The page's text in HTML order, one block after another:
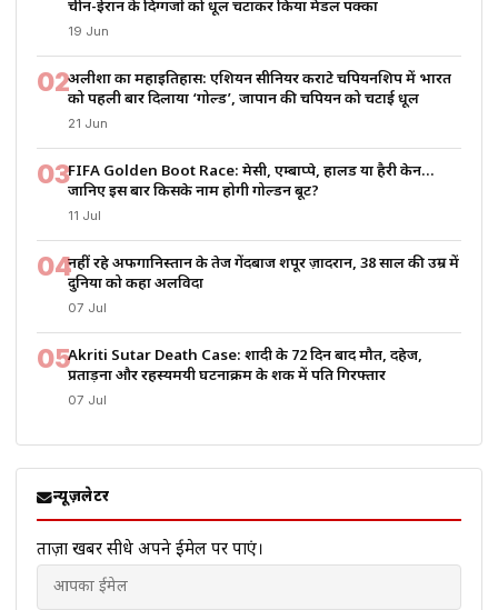
चीन-ईरान के दिग्गजों को धूल चटाकर किया मेडल पक्का
19 Jun
02अलीशा का महाइतिहास: एशियन सीनियर कराटे चैंपियनशिप में भारत
को पहली बार दिलाया ‘गोल्ड’, जापान की चैंपियन को चटाई धूल
21 Jun
03FIFA Golden Boot Race: मेसी, एम्बाप्पे, हालैंड या हैरी केन…
जानिए इस बार किसके नाम होगी गोल्डन बूट?
11 Jul
04नहीं रहे अफगानिस्तान के तेज गेंदबाज शपूर ज़ादरान, 38 साल की उम्र में
दुनिया को कहा अलविदा
07 Jul
05Akriti Sutar Death Case: शादी के 72 दिन बाद मौत, दहेज,
प्रताड़ना और रहस्यमयी घटनाक्रम के शक में पति गिरफ्तार
07 Jul
न्यूज़लेटर
ताज़ा खबरें सीधे अपने ईमेल पर पाएं।